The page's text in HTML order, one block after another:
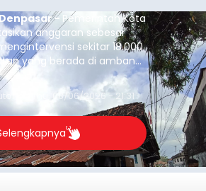
- Pemerintah Kota
anggaran sebesar
mengintervensi sekitar 18.000
yang berada di ambang
strategis ini diambil
yang berada pada
6 tersebut agar tidak
Thu, 08/06/2026 - 21:31